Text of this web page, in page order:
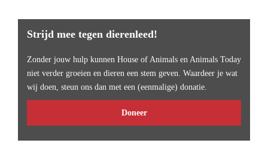
Strijd mee tegen dierenleed!
Zonder jouw hulp kunnen House of Animals en Animals Today
niet verder groeien en dieren een stem geven. Waardeer je wat
wij doen, steun ons dan met een (eenmalige) donatie.
Doneer